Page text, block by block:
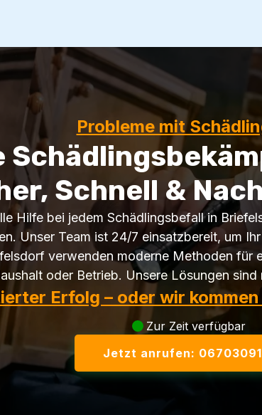
Probleme mit
Schnell &
Hilfe bei jedem Schädlingsbefall in
Unser Team ist 24/7 einsatzbereit, um
verwenden moderne Methoden für
oder Betrieb. Unsere Lösungen sind
Erfolg – oder wir
Zur Zeit verfügbar
Jetzt anrufen: